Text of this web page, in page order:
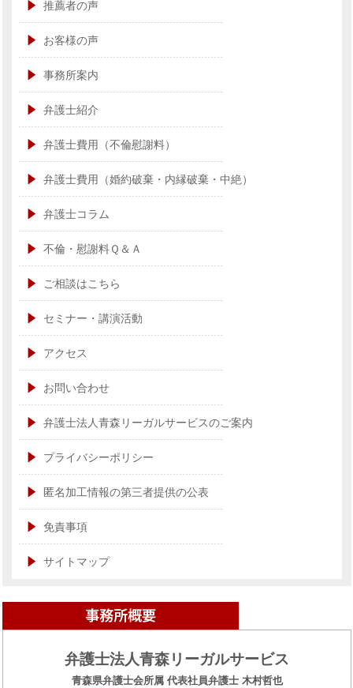
推薦者の声
お客様の声
事務所案内
弁護士紹介
弁護士費用（不倫慰謝料）
弁護士費用（婚約破棄・内縁破棄・中絶）
弁護士コラム
不倫・慰謝料Ｑ＆Ａ
ご相談はこちら
セミナー・講演活動
アクセス
お問い合わせ
弁護士法人青森リーガルサービスのご案内
プライバシーポリシー
匿名加工情報の第三者提供の公表
免責事項
サイトマップ
弁護士法人青森リーガルサービス
青森県弁護士会所属 代表社員弁護士 木村哲也